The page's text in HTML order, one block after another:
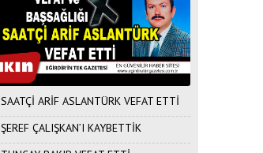
SAATÇİ ARİF ASLANTÜRK VEFAT ETTİ
ŞEREF ÇALIŞKAN’I KAYBETTİK